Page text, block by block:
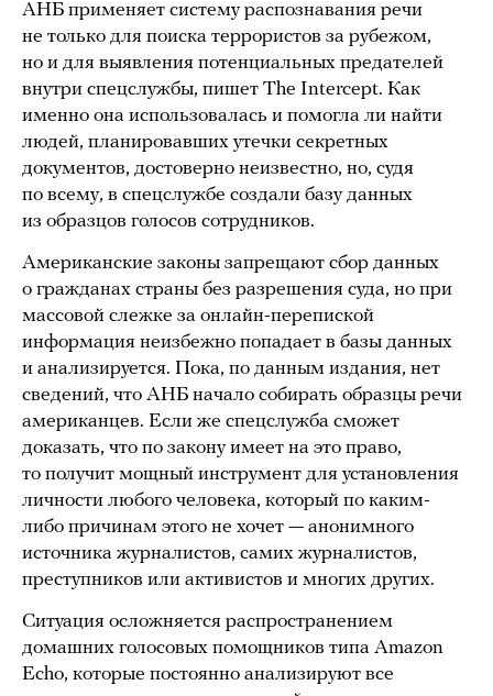
АНБ применяет систему распознавания речи
не только для поиска террористов за рубежом,
но и для выявления потенциальных предателей
внутри спецслужбы, пишет The Intercept. Как
именно она использовалась и помогла ли найти
людей, планировавших утечки секретных
документов, достоверно неизвестно, но, судя
по всему, в спецслужбе создали базу данных
из образцов голосов сотрудников.
Американские законы запрещают сбор данных
о гражданах страны без разрешения суда, но при
массовой слежке за онлайн-перепиской
информация неизбежно попадает в базы данных
и анализируется. Пока, по данным издания, нет
сведений, что АНБ начало собирать образцы речи
американцев. Если же спецслужба сможет
доказать, что по закону имеет на это право,
то получит мощный инструмент для установления
личности любого человека, который по каким-
либо причинам этого не хочет — анонимного
источника журналистов, самих журналистов,
преступников или активистов и многих других.
Ситуация осложняется распространением
домашних голосовых помощников типа Amazon
Echo, которые постоянно анализируют все